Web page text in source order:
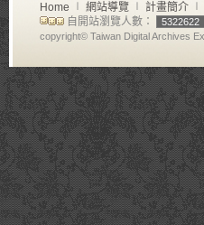
Home ∣ 網站導覽 ∣ 計畫簡介 ∣
自開站瀏覽人數：
5322622
copyright© Taiwan Digital Archives